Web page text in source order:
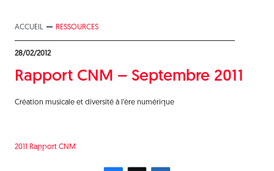
ACCUEIL RESSOURCES
28/02/2012
Rapport CNM – Septembre 2011
Création musicale et diversité à l’ère numérique
2011 Rapport CNM